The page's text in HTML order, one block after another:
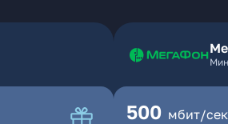
500 мбит/сек